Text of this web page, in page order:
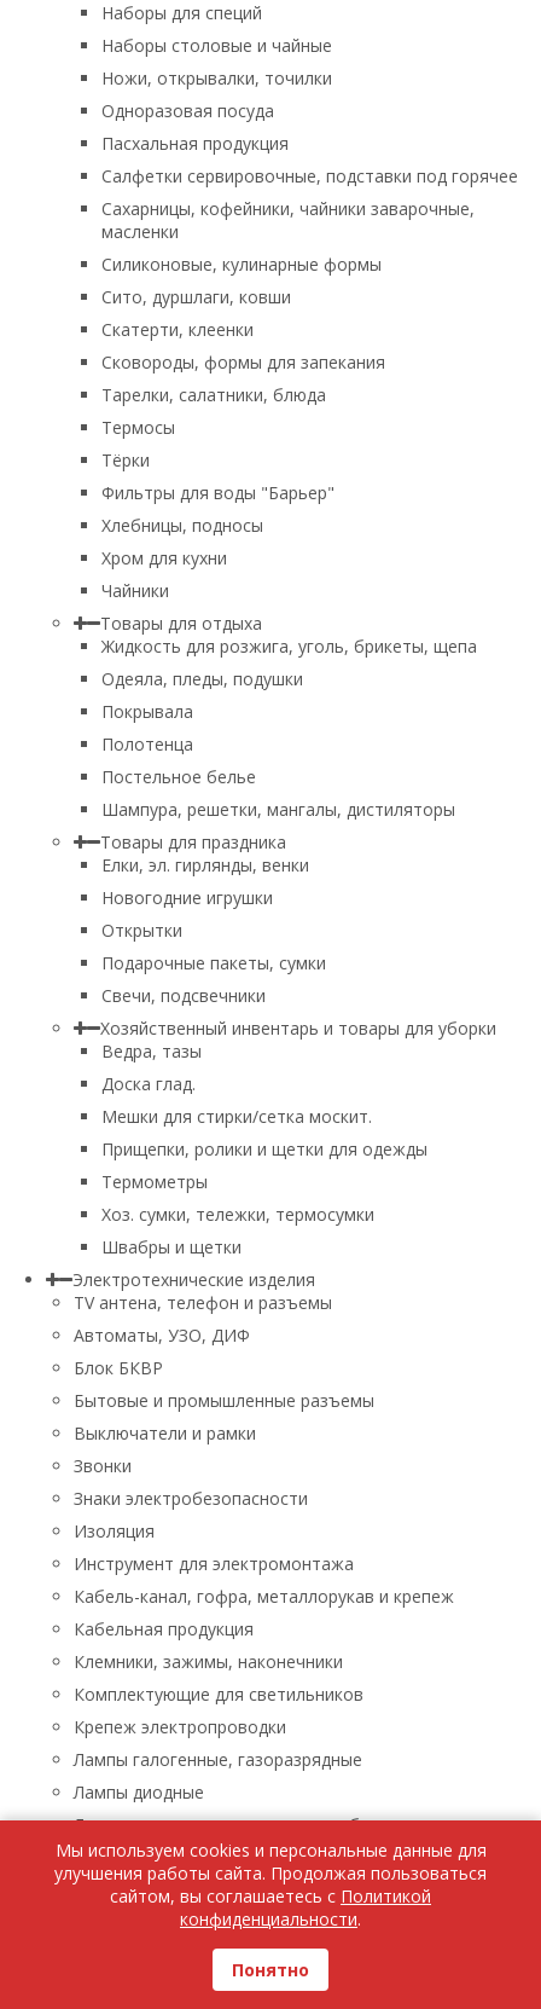
Наборы для специй
Наборы столовые и чайные
Ножи, открывалки, точилки
Одноразовая посуда
Пасхальная продукция
Салфетки сервировочные, подставки под горячее
Сахарницы, кофейники, чайники заварочные,
масленки
Силиконовые, кулинарные формы
Сито, дуршлаги, ковши
Скатерти, клеенки
Сковороды, формы для запекания
Тарелки, салатники, блюда
Термосы
Тёрки
Фильтры для воды "Барьер"
Хлебницы, подносы
Хром для кухни
Чайники
Товары для отдыха
Жидкость для розжига, уголь, брикеты, щепа
Одеяла, пледы, подушки
Покрывала
Полотенца
Постельное белье
Шампура, решетки, мангалы, дистиляторы
Товары для праздника
Елки, эл. гирлянды, венки
Новогодние игрушки
Открытки
Подарочные пакеты, сумки
Свечи, подсвечники
Хозяйственный инвентарь и товары для уборки
Ведра, тазы
Доска глад.
Мешки для стирки/сетка москит.
Прищепки, ролики и щетки для одежды
Термометры
Хоз. сумки, тележки, термосумки
Швабры и щетки
Электротехнические изделия
TV aнтена, телефон и разъемы
Автоматы, УЗО, ДИФ
Блок БКВР
Бытовые и промышленные разъемы
Выключатели и рамки
Звонки
Знаки электробезопасности
Изоляция
Инструмент для электромонтажа
Кабель-канал, гофра, металлорукав и крепеж
Кабельная продукция
Клемники, зажимы, наконечники
Комплектующие для светильников
Крепеж электропроводки
Лампы галогенные, газоразрядные
Лампы диодные
Лампы люминисцентные, энергосберегающие
Лампы накаливания
Лампы паяльные, лупы, паяльники, паяльные пасты
Ленты светодиодные
Люстры, бра, светильники
Бра, светильники
Мы используем cookies и персональные данные для
улучшения работы сайта. Продолжая пользоваться
сайтом, вы соглашаетесь с Политикой
конфиденциальности.
Понятно